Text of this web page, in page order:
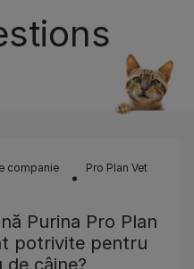
companie
Pro Plan Vet
Purina Pro Plan
potrivite pentru
de câine?